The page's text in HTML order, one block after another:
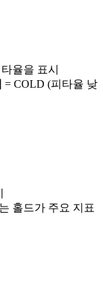
율을 표시
= COLD (피타율 낮
홀드가 주요 지표